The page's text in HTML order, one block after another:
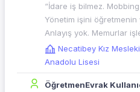
“İdare iş bilmez.
Yönetim işini öğretmenin
Anlayış yok. Memurlar
Necatibey Kız
Anadolu Lisesi
ÖğretmenEvrak